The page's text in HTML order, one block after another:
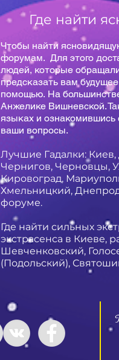
Где найти
Чтобы найти
форумам. Для этого
людей, которые
предсказать вам
помощью. На
Анжелике Вишневской.
языках и ознакомившись
ваши вопросы.
Лучшие Гадалки: Киев,
Чернигов, Черновцы,
Кировоград,
Хмельницкий,
форуме.
Где найти сильных
экстрасенса в Киеве,
Шевченковский,
(Подольский),